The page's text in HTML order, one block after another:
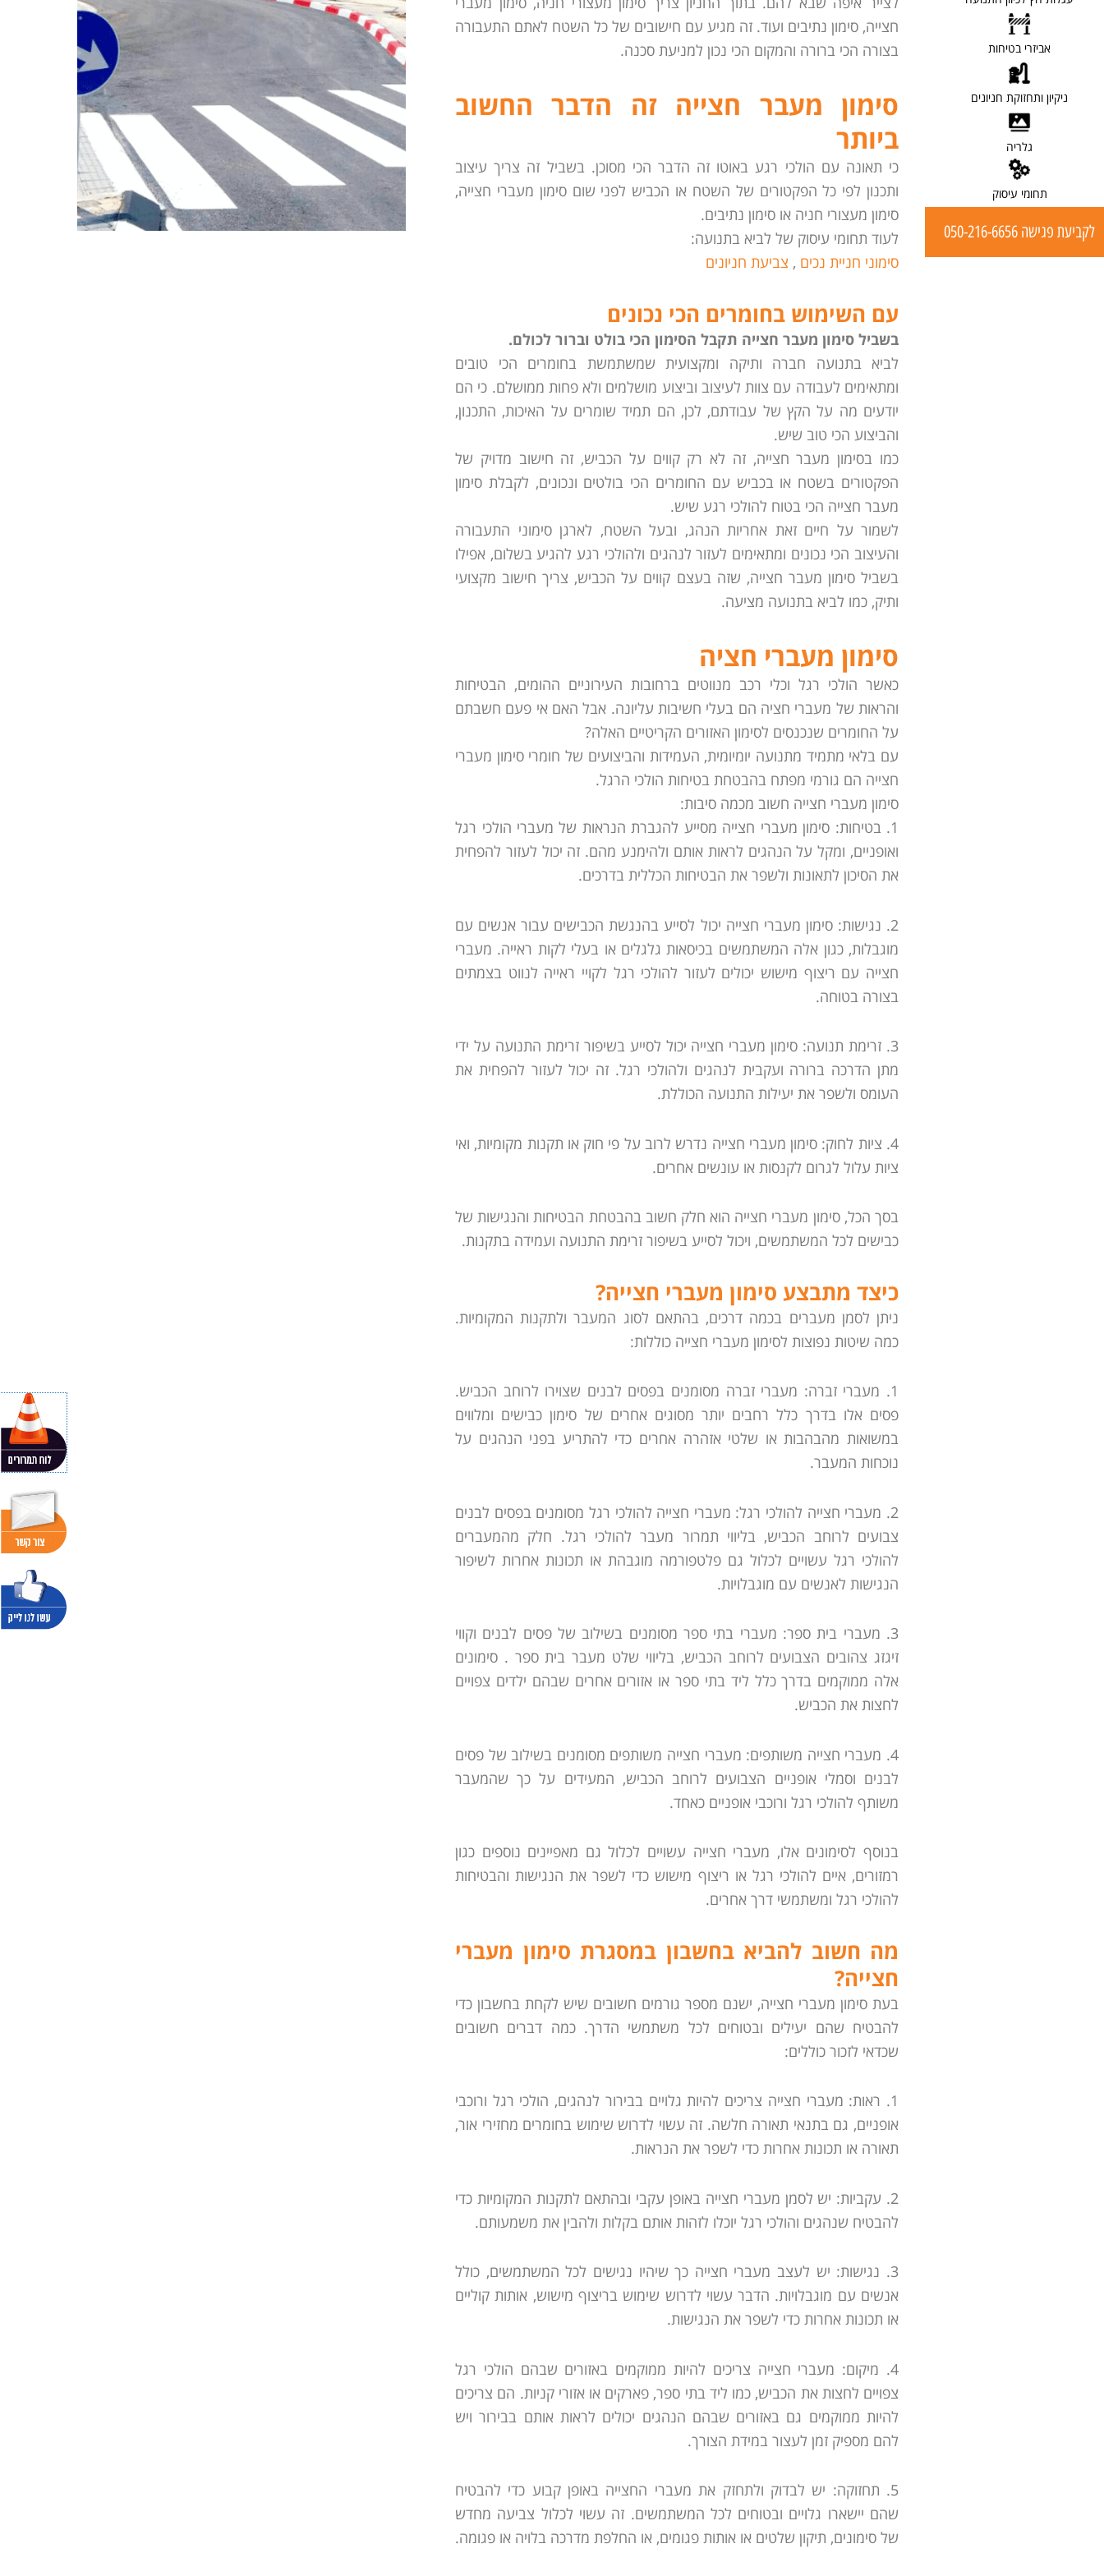
אביזרי בטיחות
[ לפרטים ]
ניקיון ותחזוקת חניונים
[ לפרטים ]
גלריה
[ לפרטים ]
תחומי עיסוק
[ לפרטים ]
לקביעת פגישה 050-216-6656
חצייה, סימון נתיבים ועוד. זה מגיע עם חישובים של כל השטח לאתם התעבורה
בצורה הכי ברורה והמקום הכי נכון למניעת סכנה.
סימון מעבר חצייה זה הדבר החשוב
ביותר
כי תאונה עם הולכי רגע באוטו זה הדבר הכי מסוכן. בשביל זה צריך עיצוב
ותכנון לפי כל הפקטורים של השטח או הכביש לפני שום סימון מעברי חצייה,
סימון מעצורי חניה או סימון נתיבים.
לעוד תחומי עיסוק של לביא בתנועה:
סימוני חניית נכים , צביעת חניונים
עם השימוש בחומרים הכי נכונים
בשביל סימון מעבר חצייה תקבל הסימון הכי בולט וברור לכולם.
לביא בתנועה חברה ותיקה ומקצועית שמשתמשת בחומרים הכי טובים
ומתאימים לעבודה עם צוות לעיצוב וביצוע מושלמים ולא פחות ממושלם. כי הם
יודעים מה על הקץ של עבודתם, לכן, הם תמיד שומרים על האיכות, התכנון,
והביצוע הכי טוב שיש.
כמו בסימון מעבר חצייה, זה לא רק קווים על הכביש, זה חישוב מדויק של
הפקטורים בשטח או בכביש עם החומרים הכי בולטים ונכונים, לקבלת סימון
מעבר חצייה הכי בטוח להולכי רגע שיש.
לשמור על חיים זאת אחריות הנהג, ובעל השטח, לארגן סימוני התעבורה
והעיצוב הכי נכונים ומתאימים לעזור לנהגים ולהולכי רגע להגיע בשלום, אפילו
בשביל סימון מעבר חצייה, שזה בעצם קווים על הכביש, צריך חישוב מקצועי
ותיק, כמו לביא בתנועה מציעה.
סימון מעברי חציה
כאשר הולכי רגל וכלי רכב מנווטים ברחובות העירוניים ההומים, הבטיחות
והראות של מעברי חציה הם בעלי חשיבות עליונה. אבל האם אי פעם חשבתם
על החומרים שנכנסים לסימון האזורים הקריטיים האלה?
עם בלאי מתמיד מתנועה יומיומית, העמידות והביצועים של חומרי סימון מעברי
חצייה הם גורמי מפתח בהבטחת בטיחות הולכי הרגל.
סימון מעברי חצייה חשוב מכמה סיבות:
1. בטיחות: סימון מעברי חצייה מסייע להגברת הנראות של מעברי הולכי רגל
ואופניים, ומקל על הנהגים לראות אותם ולהימנע מהם. זה יכול לעזור להפחית
את הסיכון לתאונות ולשפר את הבטיחות הכללית בדרכים.
2. נגישות: סימון מעברי חצייה יכול לסייע בהנגשת הכבישים עבור אנשים עם
מוגבלות, כגון אלה המשתמשים בכיסאות גלגלים או בעלי לקות ראייה. מעברי
חצייה עם ריצוף מישוש יכולים לעזור להולכי רגל לקויי ראייה לנווט בצמתים
בצורה בטוחה.
3. זרימת תנועה: סימון מעברי חצייה יכול לסייע בשיפור זרימת התנועה על ידי
מתן הדרכה ברורה ועקבית לנהגים ולהולכי רגל. זה יכול לעזור להפחית את
העומס ולשפר את יעילות התנועה הכוללת.
4. ציות לחוק: סימון מעברי חצייה נדרש לרוב על פי חוק או תקנות מקומיות, ואי
ציות עלול לגרום לקנסות או עונשים אחרים.
בסך הכל, סימון מעברי חצייה הוא חלק חשוב בהבטחת הבטיחות והנגישות של
כבישים לכל המשתמשים, ויכול לסייע בשיפור זרימת התנועה ועמידה בתקנות.
כיצד מתבצע סימון מעברי חצייה?
ניתן לסמן מעברים בכמה דרכים, בהתאם לסוג המעבר ולתקנות המקומיות.
כמה שיטות נפוצות לסימון מעברי חצייה כוללות:
1. מעברי זברה: מעברי זברה מסומנים בפסים לבנים שצוירו לרוחב הכביש.
פסים אלו בדרך כלל רחבים יותר מסוגים אחרים של סימון כבישים ומלווים
במשואות מהבהבות או שלטי אזהרה אחרים כדי להתריע בפני הנהגים על
נוכחות המעבר.
2. מעברי חצייה להולכי רגל: מעברי חצייה להולכי רגל מסומנים בפסים לבנים
צבועים לרוחב הכביש, בליווי תמרור מעבר להולכי רגל. חלק מהמעברים
להולכי רגל עשויים לכלול גם פלטפורמה מוגבהת או תכונות אחרות לשיפור
הנגישות לאנשים עם מוגבלויות.
3. מעברי בית ספר: מעברי בתי ספר מסומנים בשילוב של פסים לבנים וקווי
זיגזג צהובים הצבועים לרוחב הכביש, בליווי שלט מעבר בית ספר . סימונים
אלה ממוקמים בדרך כלל ליד בתי ספר או אזורים אחרים שבהם ילדים צפויים
לחצות את הכביש.
4. מעברי חצייה משותפים: מעברי חצייה משותפים מסומנים בשילוב של פסים
לבנים וסמלי אופניים הצבועים לרוחב הכביש, המעידים על כך שהמעבר
משותף להולכי רגל ורוכבי אופניים כאחד.
בנוסף לסימונים אלו, מעברי חצייה עשויים לכלול גם מאפיינים נוספים כגון
רמזורים, איים להולכי רגל או ריצוף מישוש כדי לשפר את הנגישות והבטיחות
להולכי רגל ומשתמשי דרך אחרים.
מה חשוב להביא בחשבון במסגרת סימון מעברי
חצייה?
בעת סימון מעברי חצייה, ישנם מספר גורמים חשובים שיש לקחת בחשבון כדי
להבטיח שהם יעילים ובטוחים לכל משתמשי הדרך. כמה דברים חשובים
שכדאי לזכור כוללים:
1. ראות: מעברי חצייה צריכים להיות גלויים בבירור לנהגים, הולכי רגל ורוכבי
אופניים, גם בתנאי תאורה חלשה. זה עשוי לדרוש שימוש בחומרים מחזירי אור,
תאורה או תכונות אחרות כדי לשפר את הנראות.
2. עקביות: יש לסמן מעברי חצייה באופן עקבי ובהתאם לתקנות המקומיות כדי
להבטיח שנהגים והולכי רגל יוכלו לזהות אותם בקלות ולהבין את משמעותם.
3. נגישות: יש לעצב מעברי חצייה כך שיהיו נגישים לכל המשתמשים, כולל
אנשים עם מוגבלויות. הדבר עשוי לדרוש שימוש בריצוף מישוש, אותות קוליים
או תכונות אחרות כדי לשפר את הנגישות.
4. מיקום: מעברי חצייה צריכים להיות ממוקמים באזורים שבהם הולכי רגל
צפויים לחצות את הכביש, כמו ליד בתי ספר, פארקים או אזורי קניות. הם צריכים
להיות ממוקמים גם באזורים שבהם הנהגים יכולים לראות אותם בבירור ויש
להם מספיק זמן לעצור במידת הצורך.
5. תחזוקה: יש לבדוק ולתחזק את מעברי החצייה באופן קבוע כדי להבטיח
שהם יישארו גלויים ובטוחים לכל המשתמשים. זה עשוי לכלול צביעה מחדש
של סימונים, תיקון שלטים או אותות פגומים, או החלפת מדרכה בלויה או פגומה.